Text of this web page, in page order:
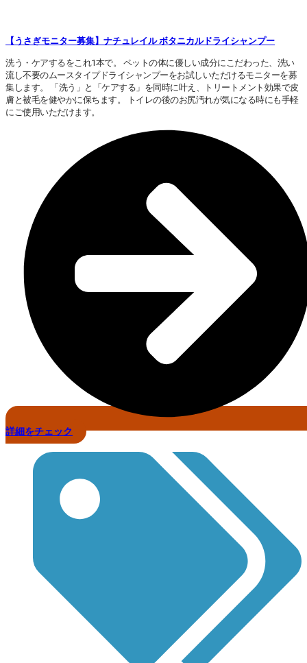
【うさぎモニター募集】ナチュレイル ボタニカルドライシャンプー
洗う・ケアするをこれ1本で。 ペットの体に優しい成分にこだわった、洗い
流し不要のムースタイプドライシャンプーをお試しいただけるモニターを募
集します。 「洗う」と「ケアする」を同時に叶え、トリートメント効果で皮
膚と被毛を健やかに保ちます。 トイレの後のお尻汚れが気になる時にも手軽
にご使用いただけます。
詳細をチェック